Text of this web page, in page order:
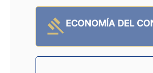
ECONOMÍA DEL